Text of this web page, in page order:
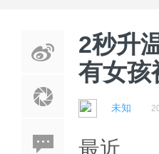
2秒升
有女孩
未知
最近